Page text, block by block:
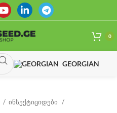
0
GEORGIAN
ინსექტიციდები